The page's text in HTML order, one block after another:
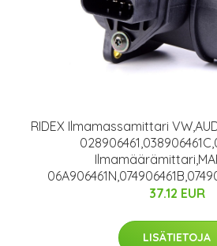
RIDEX Ilmamassamittari
37.12 EUR
LISÄTIETOJA